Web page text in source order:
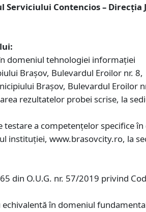
Contencios –
domeniul tehnologiei informației
Braşov, Bulevardul Eroilor nr. 8,
Braşov, Bulevardul Eroilor
rezultatelor probei scrise, la
a competențelor specifice
instituției, www.brasovcity.ro, la
din O.U.G. nr. 57/2019 privind
în domeniul